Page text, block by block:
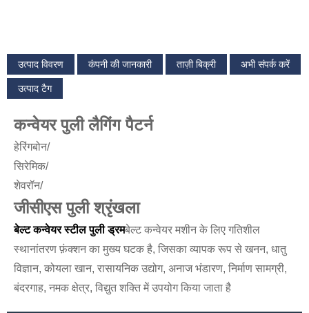
उत्पाद विवरण कंपनी की जानकारी ताज़ी बिक्री अभी संपर्क करें
उत्पाद टैग
कन्वेयर पुली लैगिंग पैटर्न
हेरिंगबोन/
सिरेमिक/
शेवरॉन/
जीसीएस पुली श्रृंखला
बेल्ट कन्वेयर स्टील पुली ड्रमबेल्ट कन्वेयर मशीन के लिए गतिशील
स्थानांतरण फ़ंक्शन का मुख्य घटक है, जिसका व्यापक रूप से खनन, धातु
विज्ञान, कोयला खान, रासायनिक उद्योग, अनाज भंडारण, निर्माण सामग्री,
बंदरगाह, नमक क्षेत्र, विद्युत शक्ति में उपयोग किया जाता है